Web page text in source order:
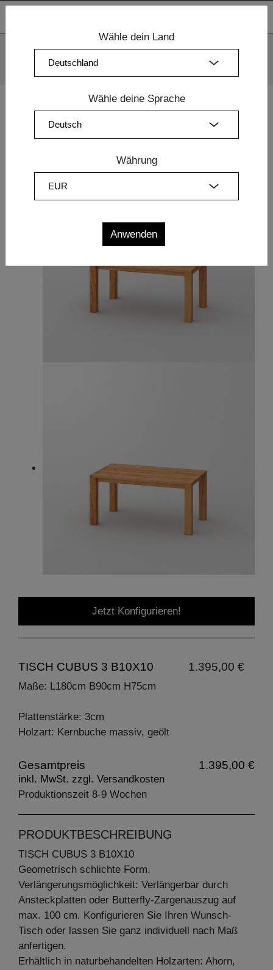
Webseiten sind Sie mit dem Einsatz der Cookies einverstanden.
Esszimmermöbel
Jetzt Konfigurieren!
TISCH CUBUS 3 B10X10 1.395,00 €
Maße: L180cm B90cm H75cm
Plattenstärke: 3cm
Holzart: Kernbuche massiv, geölt
Gesamtpreis 1.395,00 €
inkl. MwSt. zzgl. Versandkosten
Produktionszeit 8-9 Wochen
PRODUKTBESCHREIBUNG
TISCH CUBUS 3 B10X10
Geometrisch schlichte Form.
Verlängerungsmöglichkeit: Verlängerbar durch
Ansteckplatten oder Butterfly-Zargenauszug auf
max. 100 cm. Konfigurieren Sie Ihren Wunsch-
Tisch oder lassen Sie ganz individuell nach Maß
anfertigen.
Erhältlich in naturbehandelten Holzarten: Ahorn,
Wähle dein Land
Wähle deine Sprache
Währung